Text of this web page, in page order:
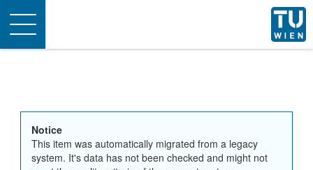
Toggle
navigation
Notice
This item was automatically migrated from a legacy
system. It's data has not been checked and might not